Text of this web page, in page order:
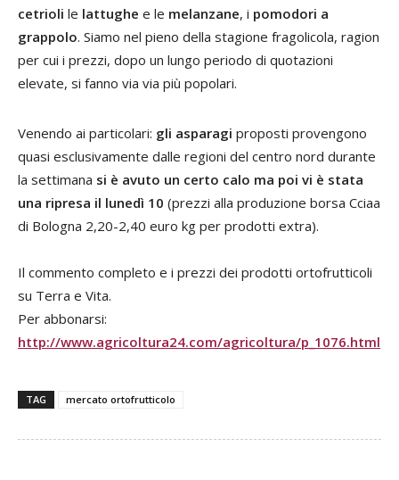
cetrioli le lattughe e le melanzane, i pomodori a
grappolo. Siamo nel pieno della stagione fragolicola, ragion
per cui i prezzi, dopo un lungo periodo di quotazioni
elevate, si fanno via via più popolari.
Venendo ai particolari: gli asparagi proposti provengono
quasi esclusivamente dalle regioni del centro nord durante
la settimana si è avuto un certo calo ma poi vi è stata
una ripresa il lunedì 10 (prezzi alla produzione borsa Cciaa
di Bologna 2,20-2,40 euro kg per prodotti extra).
Il commento completo e i prezzi dei prodotti ortofrutticoli
su Terra e Vita.
Per abbonarsi:
http://www.agricoltura24.com/agricoltura/p_1076.html
TAG mercato ortofrutticolo